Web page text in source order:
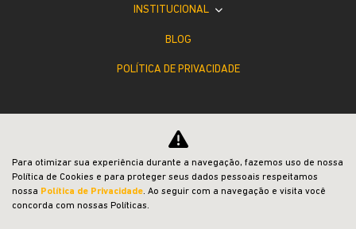
INSTITUCIONAL
BLOG
POLÍTICA DE PRIVACIDADE
Desacelere. Seu bem maior é a vida.
Para otimizar sua experiência durante a navegação, fazemos uso de nossa
Política de Cookies e para proteger seus dados pessoais respeitamos
nossa Política de Privacidade. Ao seguir com a navegação e visita você
concorda com nossas Políticas.